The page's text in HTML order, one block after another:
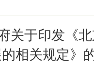
关于印发《
的相关规定》